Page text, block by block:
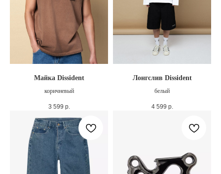
Майка Dissident
коричневый
3 599 р.
Лонгслив Dissident
белый
4 599 р.